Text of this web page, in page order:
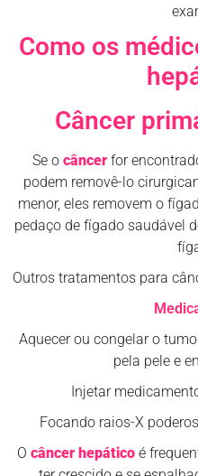
Como os
Câncer
Se o câncerfor
podem removê-lo
menor, eles removem o
pedaço de fígado saudável
Outros tratamentos para
Aquecer ou congelar o
pela pele e
Injetar
Focando raios-X
O câncer hepático é